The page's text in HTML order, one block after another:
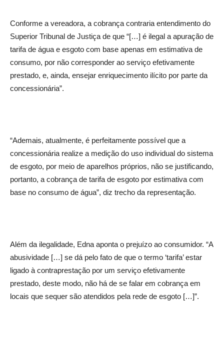
Conforme a vereadora, a cobrança contraria entendimento do
Superior Tribunal de Justiça de que “[…] é ilegal a apuração de
tarifa de água e esgoto com base apenas em estimativa de
consumo, por não corresponder ao serviço efetivamente
prestado, e, ainda, ensejar enriquecimento ilícito por parte da
concessionária”.
“Ademais, atualmente, é perfeitamente possível que a
concessionária realize a medição do uso individual do sistema
de esgoto, por meio de aparelhos próprios, não se justificando,
portanto, a cobrança de tarifa de esgoto por estimativa com
base no consumo de água”, diz trecho da representação.
Além da ilegalidade, Edna aponta o prejuízo ao consumidor. “A
abusividade […] se dá pelo fato de que o termo ‘tarifa’ estar
ligado à contraprestação por um serviço efetivamente
prestado, deste modo, não há de se falar em cobrança em
locais que sequer são atendidos pela rede de esgoto […]”.